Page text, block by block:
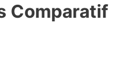
Comparatif